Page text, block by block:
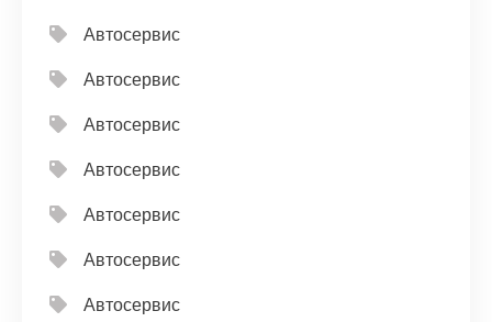
Автосервис
Автосервис
Автосервис
Автосервис
Автосервис
Автосервис
Автосервис